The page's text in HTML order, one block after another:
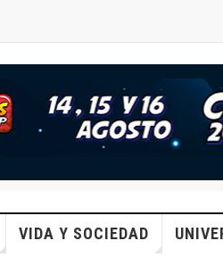
VIDA Y SOCIEDAD